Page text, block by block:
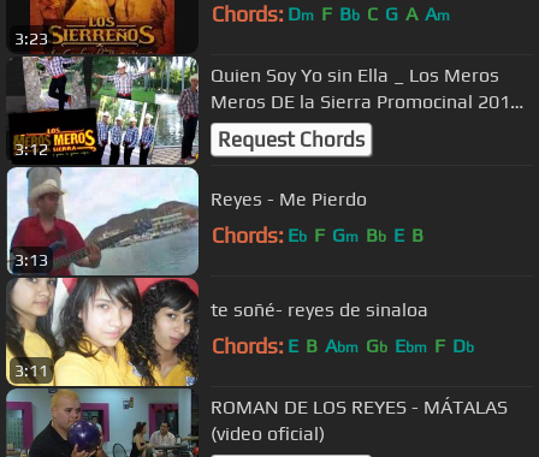
3:23
Chords: Dm F Bb C G A Am
3:12
Quien Soy Yo sin Ella _ Los Meros
Meros DE la Sierra Promocinal 2012
IG.DIGITAL
Request Chords
3:13
Reyes - Me Pierdo
Chords: Eb F Gm Bb E B
3:11
te soñé- reyes de sinaloa
Chords: E B Abm Gb Ebm F Db
ROMAN DE LOS REYES - MÁTALAS
(video oficial)